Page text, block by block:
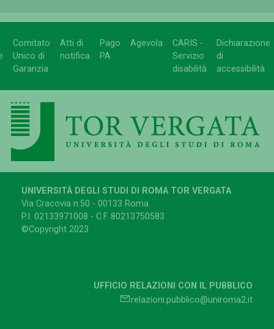
Comitato
Unico di
Garanzia
Atti di
notifica
Pago
PA
Agevola
CARIS -
Servizio
disabilità
Dichiarazione
di
accessibilità
UNIVERSITÀ DEGLI STUDI DI ROMA TOR VERGATA
Via Cracovia n.50 - 00133 Roma
P.I. 02133971008 - C.F. 80213750583
©Copyright 2023
UFFICIO RELAZIONI CON IL PUBBLICO
relazioni.pubblico@uniroma2.it